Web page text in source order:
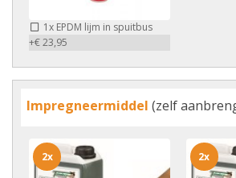
1x EPDM lijm in spuitbus
+€ 23,95
Impregneermiddel (zelf
2x 2x